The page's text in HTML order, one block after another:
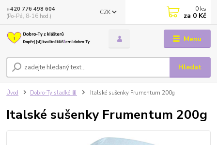
Menu
CZK
Hledat
+420 776 498 604
(Po-Pá, 8-16 hod.)
0 ks
za 0 Kč
Úvod Dobro-Ty sladké 🍫 Italské sušenky Frumentum 200g
Italské sušenky Frumentum 200g